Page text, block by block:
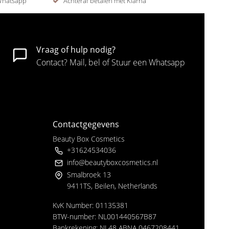
Vraag of hulp nodig?
Contact? Mail, bel of Stuur een Whatsapp
Contactgegevens
Beauty Box Cosmetics
+31624534036
info@beautyboxcosmetics.nl
Smalbroek 13
9411TS, Beilen, Netherlands
KvK Number: 01135381
BTW-number: NL001440567B87